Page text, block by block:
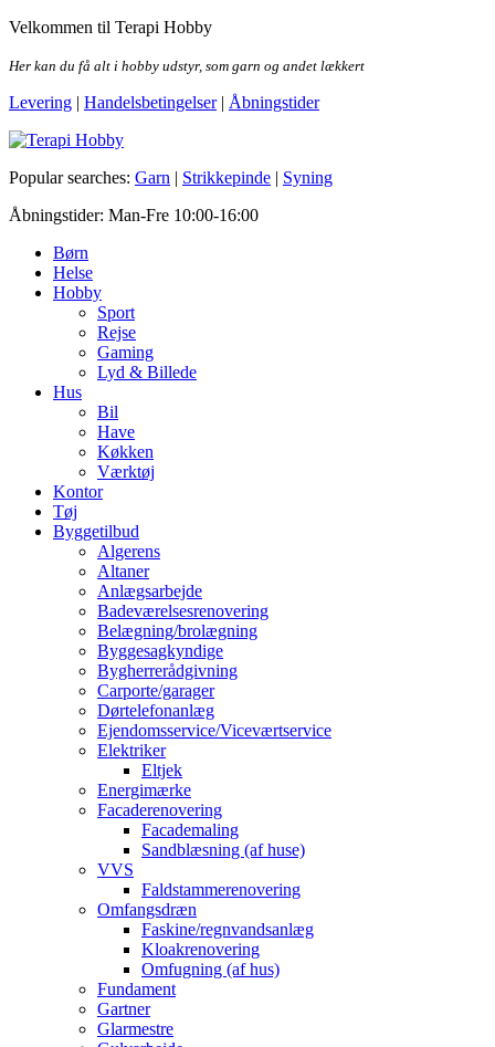
Skip
the
Velkommen til Terapi Hobby
Her kan du få alt i hobby udstyr, som garn og andet lækkert
Levering | Handelsbetingelser| Åbningstider
Terapi Hobby
Popular searches: Garn | Strikkepinde | Syning
Åbningstider: Man-Fre 10:00-16:00
Børn
Helse
Hobby
Sport
Rejse
Gaming
Lyd & Billede
Hus
Bil
Have
Køkken
Værktøj
Kontor
Tøj
Byggetilbud
Algerens
Altaner
Anlægsarbejde
Badeværelsesrenovering
Belægning/brolægning
Byggesagkyndige
Bygherrerådgivning
Carporte/garager
Dørtelefonanlæg
Ejendomsservice/Viceværtservice
Elektriker
Eltjek
Energimærke
Facaderenovering
Facademaling
Sandblæsning (af huse)
VVS
Faldstammerenovering
Omfangsdræn
Faskine/regnvandsanlæg
Kloakrenovering
Omfugning (af hus)
Fundament
Gartner
Glarmestre